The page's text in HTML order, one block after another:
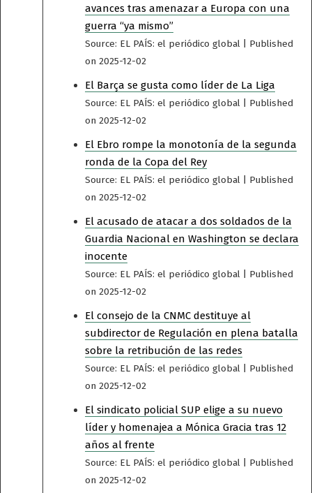
avances tras amenazar a Europa con una
guerra “ya mismo”
Source: EL PAÍS: el periódico global
Published
on 2025-12-02
El Barça se gusta como líder de La Liga
Source: EL PAÍS: el periódico global
Published
on 2025-12-02
El Ebro rompe la monotonía de la segunda
ronda de la Copa del Rey
Source: EL PAÍS: el periódico global
Published
on 2025-12-02
El acusado de atacar a dos soldados de la
Guardia Nacional en Washington se declara
inocente
Source: EL PAÍS: el periódico global
Published
on 2025-12-02
El consejo de la CNMC destituye al
subdirector de Regulación en plena batalla
sobre la retribución de las redes
Source: EL PAÍS: el periódico global
Published
on 2025-12-02
El sindicato policial SUP elige a su nuevo
líder y homenajea a Mónica Gracia tras 12
años al frente
Source: EL PAÍS: el periódico global
Published
on 2025-12-02